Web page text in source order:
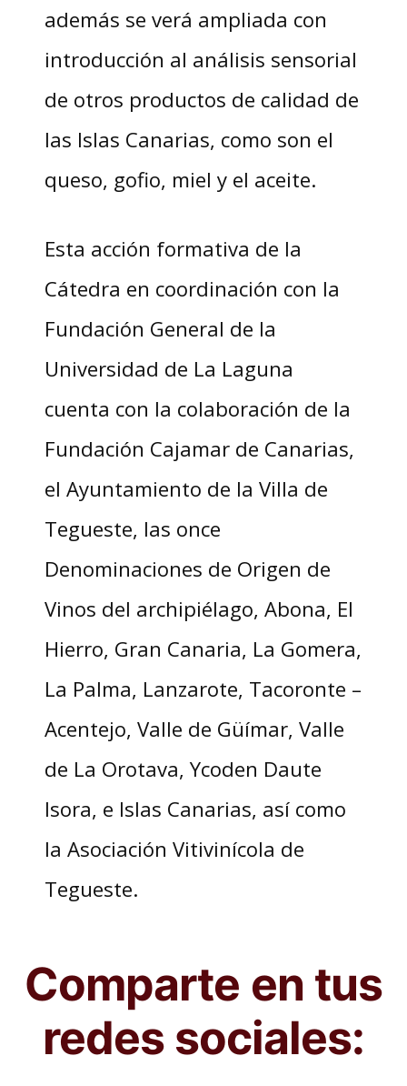
además se verá ampliada con
introducción al análisis sensorial
de otros productos de calidad de
las Islas Canarias, como son el
queso, gofio, miel y el aceite.
Esta acción formativa de la
Cátedra en coordinación con la
Fundación General de la
Universidad de La Laguna
cuenta con la colaboración de la
Fundación Cajamar de Canarias,
el Ayuntamiento de la Villa de
Tegueste, las once
Denominaciones de Origen de
Vinos del archipiélago, Abona, El
Hierro, Gran Canaria, La Gomera,
La Palma, Lanzarote, Tacoronte –
Acentejo, Valle de Güímar, Valle
de La Orotava, Ycoden Daute
Isora, e Islas Canarias, así como
la Asociación Vitivinícola de
Tegueste.
Comparte en tus
redes sociales: